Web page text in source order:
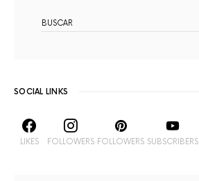
SOCIAL LINKS
LIKES FOLLOWERS FOLLOWERS SUBSCRIBERS